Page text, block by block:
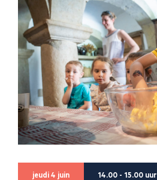
jeudi 4 juin 14.00 - 15.00 uur